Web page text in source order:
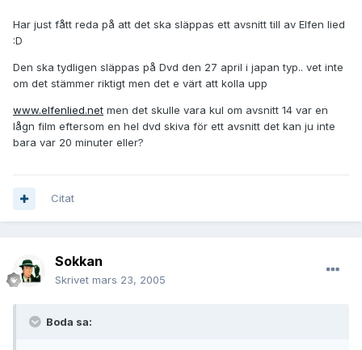
Har just fått reda på att det ska släppas ett avsnitt till av Elfen lied
:D
Den ska tydligen släppas på Dvd den 27 april i japan typ.. vet inte
om det stämmer riktigt men det e värt att kolla upp
www.elfenlied.net men det skulle vara kul om avsnitt 14 var en
lågn film eftersom en hel dvd skiva för ett avsnitt det kan ju inte
bara var 20 minuter eller?
Citat
Sokkan
Skrivet mars 23, 2005
Boda sa: